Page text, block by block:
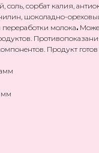
сорбат калия,
шоколадно-
молока.
Продукт
мм